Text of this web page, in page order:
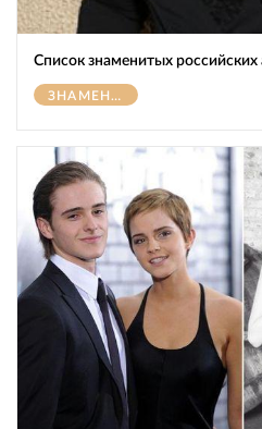
Список знаменитых российских
ЗНАМЕНИТОСТИ